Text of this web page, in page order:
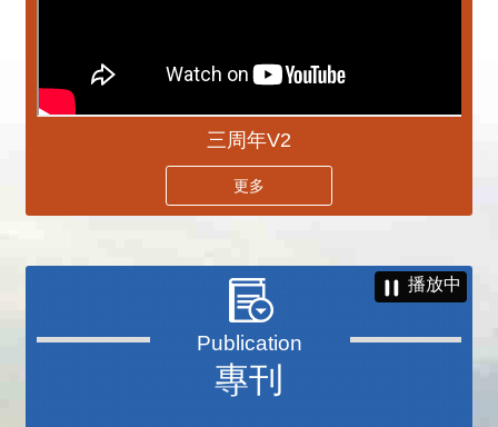
三周年V2
更多
專刊
播放中